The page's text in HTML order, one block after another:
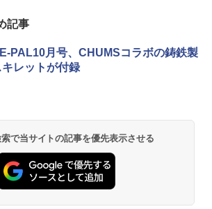
記事
PAL10月号、CHUMSコラボの鋳鉄製
キレットが付録
で当サイトの記事を優先表示させる